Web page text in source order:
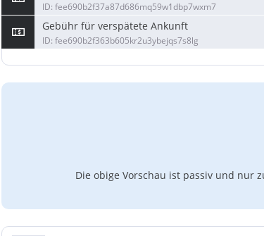
ID: fee690b2f37a87d686mq59w1dbp7wxm7
Gebühr für verspätete Ankunft
ID: fee690b2f363b605kr2u3ybejqs7s8lg
Die obige Vorschau ist passiv und nur